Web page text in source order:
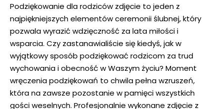
Podziękowanie dla rodziców zdjęcie to jeden z
najpiękniejszych elementów ceremonii ślubnej, który
pozwala wyrazić wdzięczność za lata miłości i
wsparcia. Czy zastanawialiście się kiedyś, jak w
wyjątkowy sposób podziękować rodzicom za trud
wychowania i obecność w Waszym życiu? Moment
wręczenia podziękowań to chwila pełna wzruszeń,
która na zawsze pozostanie w pamięci wszystkich
gości weselnych. Profesjonalnie wykonane zdjęcie z